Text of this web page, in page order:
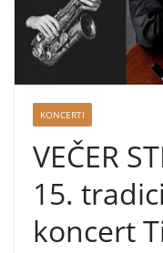
s
k
i
h
u
č
KONCERTI
VEČER
15.
koncert